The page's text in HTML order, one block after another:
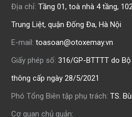
Địa chỉ: Tầng 01, toà nhà 4 tầng,
Trung Liệt, quận Đống Đa, Hà Nội
E-mail: toasoan@otoxemay.vn
Giấy phép số: 316/GP-BTTTT do
thông cấp ngày 28/5/2021
Phó Tổng Biên tập phụ trách: TS.
Cơ quan chủ quản: